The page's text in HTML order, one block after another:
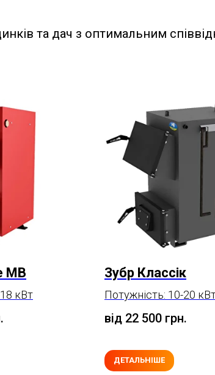
та дач з оптимальним
МВ
кВт
Зубр Классік
Потужність: 10-20
від 22 500 грн.
ДЕТАЛЬНІШЕ